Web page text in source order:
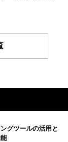
グツールの活用と